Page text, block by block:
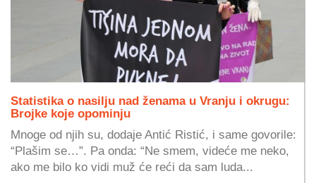
Statistika o nasilju nad ženama u Vranju i okrugu:
Brojke koje opominju
Mnoge od njih su, dodaje Antić Ristić, i same govorile:
“Plašim se…”. Pa onda: “Ne smem, videće me neko,
ako me bilo ko vidi muž će reći da sam luda...